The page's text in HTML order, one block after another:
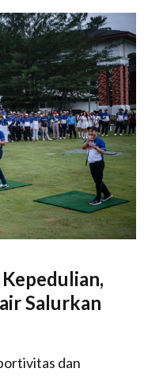
Salurkan
dan